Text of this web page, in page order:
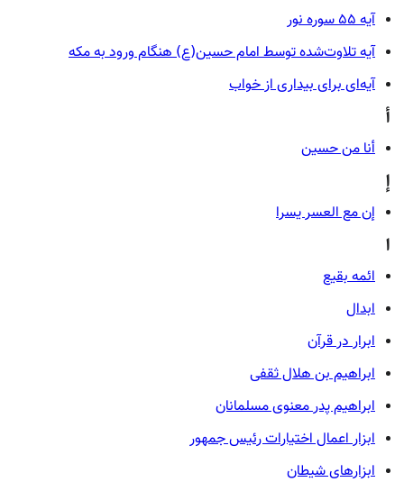
آیه ۵۵ سوره نور
آیه‌ تلاوت‌شده توسط امام حسین(ع) هنگام ورود به مکه
آیه‌ای برای بیداری از خواب
أ
أنا من حسین
إ
إن مع العسر یسرا
ا
ائمه بقیع
ابدال
ابرار در قرآن
ابراهیم بن هلال ثقفی
ابراهیم پدر معنوی مسلمانان
ابزار اعمال اختیارات رئیس جمهور
ابزارهای شیطان